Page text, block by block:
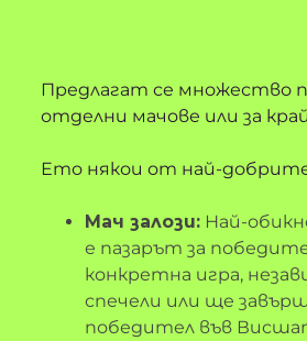
Предлагат се множество
отделни мачове или за
Ето някои от най-добрите
Мач залози: Най-
е пазарът за
конкретна игра,
спечели или ще
победител във